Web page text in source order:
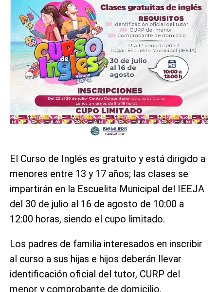
El Curso de Inglés es gratuito y está dirigido a
menores entre 13 y 17 años; las clases se
impartirán en la Escuelita Municipal del IEEJA
del 30 de julio al 16 de agosto de 10:00 a
12:00 horas, siendo el cupo limitado.
Los padres de familia interesados en inscribir
al curso a sus hijas e hijos deberán llevar
identificación oficial del tutor, CURP del
menor y comprobante de domicilio.